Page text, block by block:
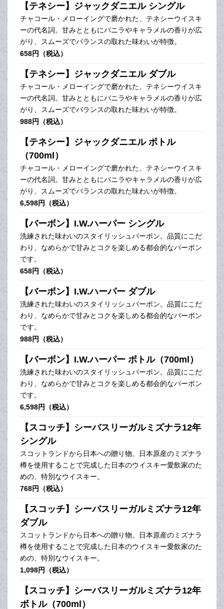
【テネシー】ジャックダニエル シングル
チャコール・メローイングで磨かれた、テネシーウイスキ
ーの代名詞。甘みとともにバニラやキャラメルの香りが広
がり、スムーズでバランスの取れた味わいが特徴。
658円（税込）
【テネシー】ジャックダニエル ダブル
チャコール・メローイングで磨かれた、テネシーウイスキ
ーの代名詞。甘みとともにバニラやキャラメルの香りが広
がり、スムーズでバランスの取れた味わいが特徴。
988円（税込）
【テネシー】ジャックダニエル ボトル
（700ml）
チャコール・メローイングで磨かれた、テネシーウイスキ
ーの代名詞。甘みとともにバニラやキャラメルの香りが広
がり、スムーズでバランスの取れた味わいが特徴。
6,598円（税込）
【バーボン】I.W.ハーパー シングル
洗練された味わいのスタイリッシュバーボン。品質にこだ
わり、なめらかで甘みとコクを楽しめる都会的なバーボン
です。
658円（税込）
【バーボン】I.W.ハーパー ダブル
洗練された味わいのスタイリッシュバーボン。品質にこだ
わり、なめらかで甘みとコクを楽しめる都会的なバーボン
です。
988円（税込）
【バーボン】I.W.ハーパー ボトル（700ml）
洗練された味わいのスタイリッシュバーボン。品質にこだ
わり、なめらかで甘みとコクを楽しめる都会的なバーボン
です。
6,598円（税込）
【スコッチ】シーバスリーガルミズナラ12年
シングル
スコットランドから日本への贈り物。日本原産のミズナラ
樽を使用することで完成した日本のウイスキー愛飲家のた
めの、特別なウイスキー。
768円（税込）
【スコッチ】シーバスリーガルミズナラ12年
ダブル
スコットランドから日本への贈り物。日本原産のミズナラ
樽を使用することで完成した日本のウイスキー愛飲家のた
めの、特別なウイスキー。
1,098円（税込）
【スコッチ】シーバスリーガルミズナラ12年
ボトル（700ml）